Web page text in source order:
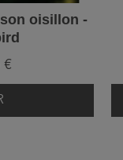
oisillon -
€